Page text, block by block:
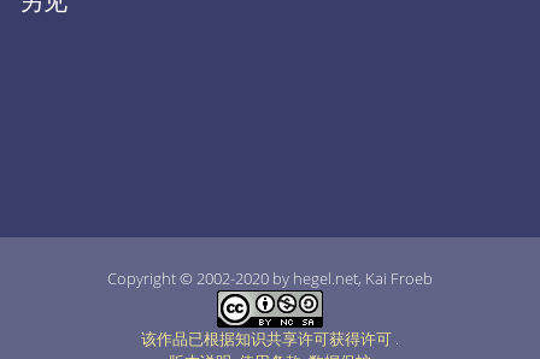
Copyright © 2002-2020 by hegel.net, Kai Froeb
该作品已根据知识共享许可获得许可 .